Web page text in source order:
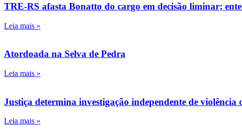
TRE-RS afasta Bonatto do cargo em decisão liminar;
Leia mais »
Atordoada na Selva de Pedra
Leia mais »
Justiça determina investigação independente de
Leia mais »